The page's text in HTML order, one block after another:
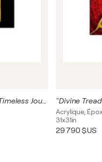
"Golden Square" in the series Timeless Journey
Acrylique,
31x31in
29 790 $US